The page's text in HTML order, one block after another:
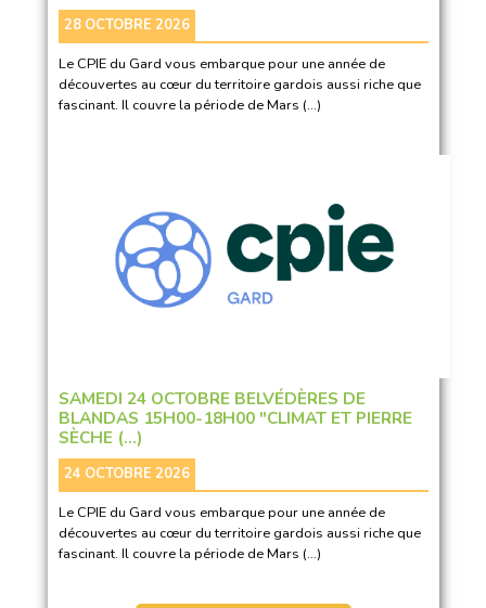
28 OCTOBRE 2026
Le CPIE du Gard vous embarque pour une année de
découvertes au cœur du territoire gardois aussi riche que
fascinant. Il couvre la période de Mars (…)
SAMEDI 24 OCTOBRE BELVÉDÈRES DE
BLANDAS 15H00-18H00 "CLIMAT ET PIERRE
SÈCHE (…)
24 OCTOBRE 2026
Le CPIE du Gard vous embarque pour une année de
découvertes au cœur du territoire gardois aussi riche que
fascinant. Il couvre la période de Mars (…)